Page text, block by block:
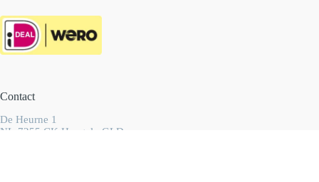
Contact
De Heurne 1
NL-7255 CK Hengelo GLD